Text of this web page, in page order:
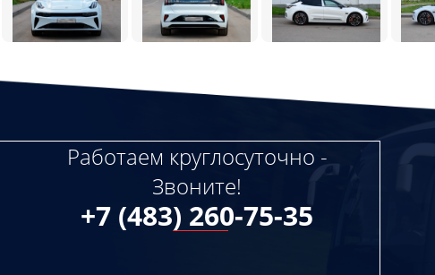
Работаем круглосуточно -
Звоните!
+7 (483) 260-75-35